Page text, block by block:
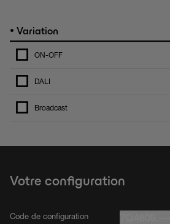
• Variation
ON-OFF
DALI
Broadcast
Votre configuration
Code de configuration